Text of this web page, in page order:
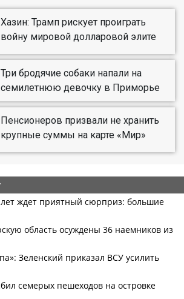
Хазин: Трамп рискует проиграть
войну мировой долларовой элите
Три бродячие собаки напали на
семилетнюю девочку в Приморье
Пенсионеров призвали не хранить
крупные суммы на карте «Мир»